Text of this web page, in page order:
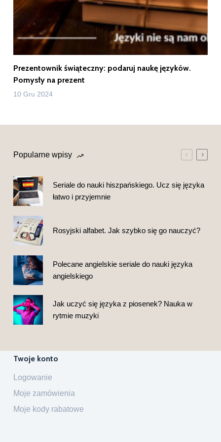
Prezentownik świąteczny: podaruj naukę języków.
Pomysły na prezent
10 Gru 2024
Popularne wpisy
Seriale do nauki hiszpańskiego. Ucz się języka
łatwo i przyjemnie
Rosyjski alfabet. Jak szybko się go nauczyć?
Polecane angielskie seriale do nauki języka
angielskiego
Jak uczyć się języka z piosenek? Nauka w
rytmie muzyki
Twoje konto
Logowanie
Moje zamówienia
Moje kody rabatowe